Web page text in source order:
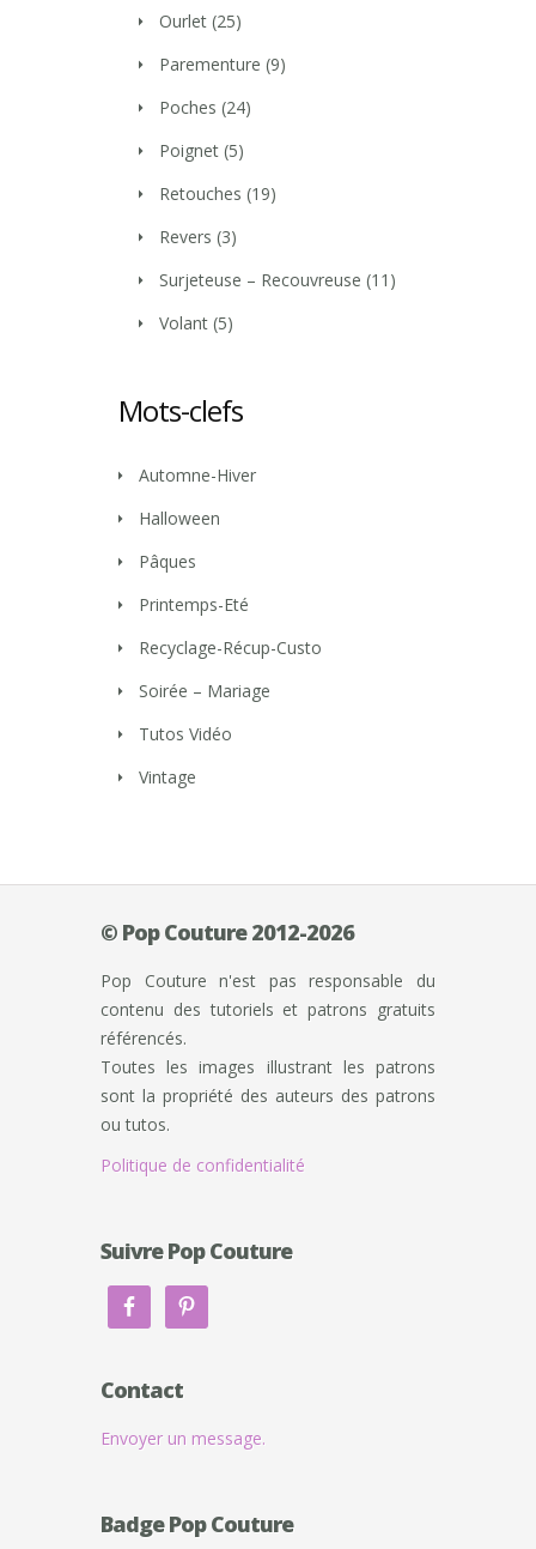
Ourlet (25)
Parementure (9)
Poches (24)
Poignet (5)
Retouches (19)
Revers (3)
Surjeteuse – Recouvreuse (11)
Volant (5)
Mots-clefs
Automne-Hiver
Halloween
Pâques
Printemps-Eté
Recyclage-Récup-Custo
Soirée – Mariage
Tutos Vidéo
Vintage
© Pop Couture 2012-2026
Pop Couture n'est pas responsable du
contenu des tutoriels et patrons gratuits
référencés.
Toutes les images illustrant les patrons
sont la propriété des auteurs des patrons
ou tutos.
Politique de confidentialité
Suivre Pop Couture
Contact
Envoyer un message.
Badge Pop Couture